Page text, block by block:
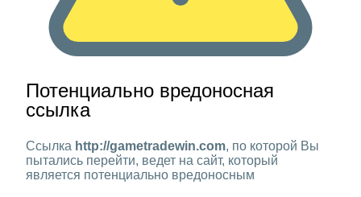
Потенциально вредоносная
ссылка
Ссылка http://gametradewin.com, по которой Вы
пытались перейти, ведет на сайт, который
является потенциально вредоносным